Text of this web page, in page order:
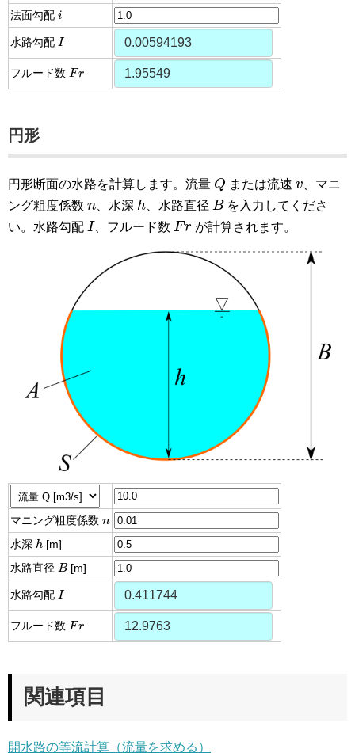
法面勾配 i
i
水路勾配 I
I
フルード数 Fr
Fr
円形
円形断面の水路を計算します。流量 Q
Q または流速 v
v 、マニ
ング粗度係数 n
n 、水深 h
h 、水路直径 B
Bを入力してくださ
い。水路勾配 I
I 、フルード数 Fr
Fr が計算されます。
マニング粗度係数 n
n
水深 h
h
[m]
水路直径 B
B[m]
水路勾配 I
I
フルード数 Fr
Fr
関連項目
開水路の等流計算（流量を求める）